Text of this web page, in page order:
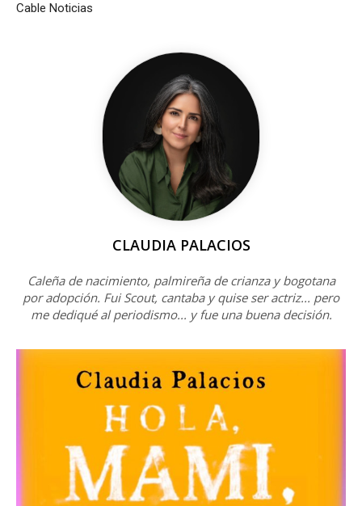
Cable Noticias
CLAUDIA PALACIOS
Caleña de nacimiento, palmireña de crianza y bogotana
por adopción. Fui Scout, cantaba y quise ser actriz... pero
me dediqué al periodismo... y fue una buena decisión.